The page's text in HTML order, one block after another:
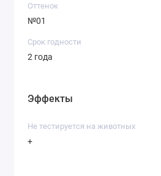
Оттенок
№01
Срок годности
2 года
Эффекты
Не тестируется на животных
+